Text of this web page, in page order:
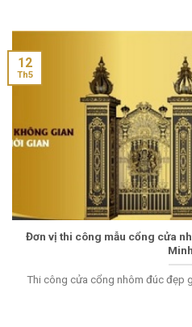
Đơn vị thi công mẫu cổng cửa
Minh
Thi công cửa cổng nhôm đúc đẹp
12
Th5